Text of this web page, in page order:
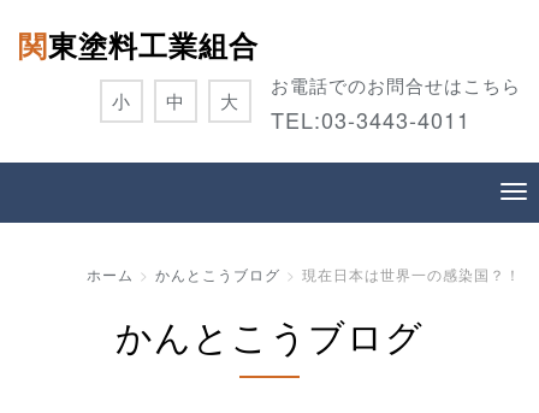
関東塗料工業組合
お電話でのお問合せはこちら
TEL:03-3443-4011
小 中 大
ホーム かんとこうブログ 現在日本は世界一の感染国？！
かんとこうブログ